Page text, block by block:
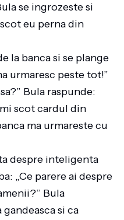
se ingrozeste si
eu perna din
la banca si se plange
urmaresc peste tot!”
Bula raspunde:
scot cardul din
ma urmareste cu
despre inteligenta
„Ce parere ai despre
Bula
gandeasca si ca